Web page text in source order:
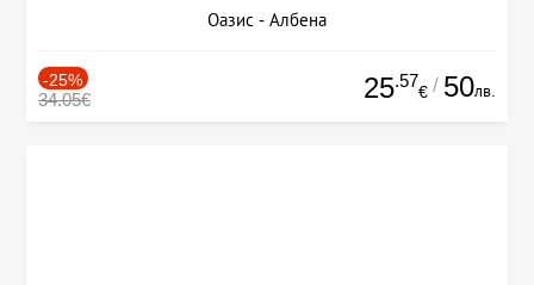
Оазис - Албена
-25%
34.05€ 25.57
€ / 50лв.